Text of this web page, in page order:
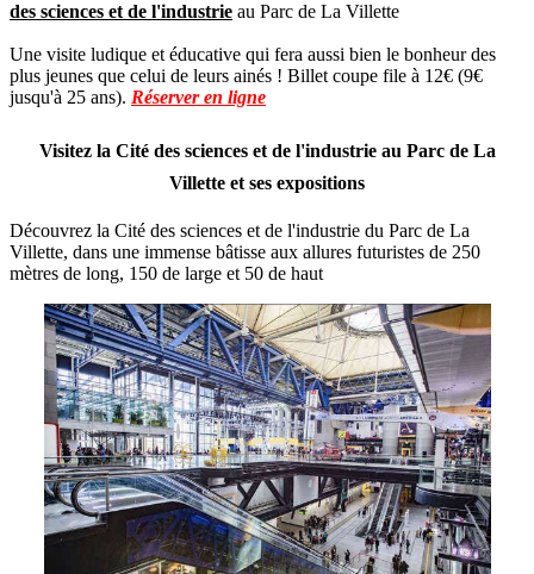
des sciences et de l'industrie au Parc de La Villette
Une visite ludique et éducative qui fera aussi bien le bonheur des
plus jeunes que celui de leurs ainés ! Billet coupe file à 12€ (9€
jusqu'à 25 ans). Réserver en ligne
Visitez la Cité des sciences et de l'industrie au Parc de La
Villette et ses expositions
Découvrez la Cité des sciences et de l'industrie du Parc de La
Villette, dans une immense bâtisse aux allures futuristes de 250
mètres de long, 150 de large et 50 de haut